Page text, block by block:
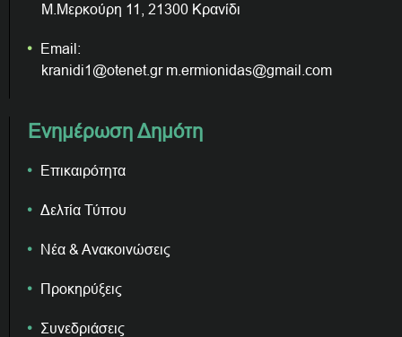
Μ.Μερκούρη 11, 21300 Κρανίδι
Email:
kranidi1@otenet.gr m.ermionidas@gmail.com
Ενημέρωση Δημότη
Επικαιρότητα
Δελτία Τύπου
Νέα & Ανακοινώσεις
Προκηρύξεις
Συνεδριάσεις